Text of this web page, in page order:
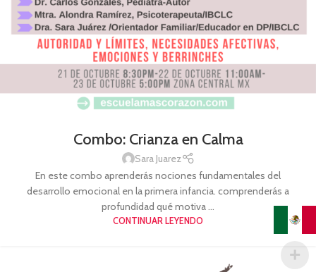
Combo: Crianza en Calma
Sara Juarez
En este combo aprenderás nociones fundamentales del
desarrollo emocional en la primera infancia. comprenderás a
profundidad qué motiva ...
CONTINUAR LEYENDO